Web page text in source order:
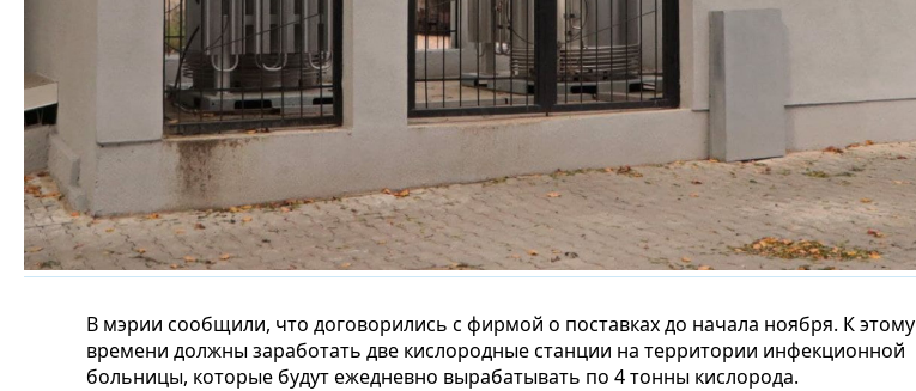
В мэрии сообщили, что договорились с фирмой о поставках до начала ноября. К этому
времени должны заработать две кислородные станции на территории инфекционной
больницы, которые будут ежедневно вырабатывать по 4 тонны кислорода.